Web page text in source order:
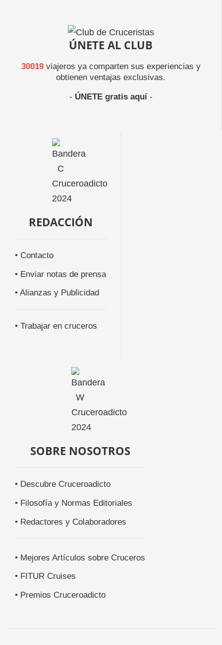
ÚNETE AL CLUB
30019viajeros ya comparten sus experiencias y
obtienen ventajas exclusivas.
- ÚNETE gratis aquí-
REDACCIÓN
• Contacto
• Enviar notas de prensa
• Alianzas y Publicidad
• Trabajar en cruceros
SOBRE NOSOTROS
• Descubre Cruceroadicto
• Filosofía y Normas Editoriales
• Redactores y Colaboradores
• Mejores Artículos sobre Cruceros
• FITUR Cruises
• Premios Cruceroadicto